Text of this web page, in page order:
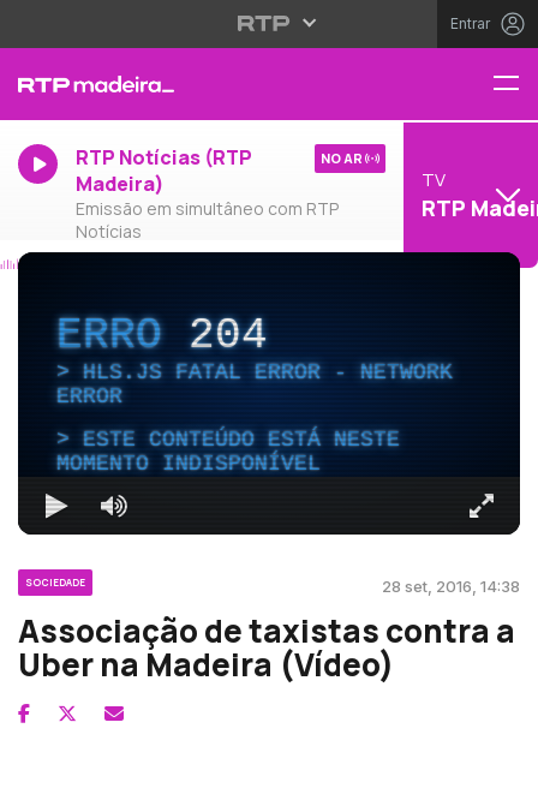
Entrar
RTP Notícias (RTP
Madeira)
Emissão em simultâneo com RTP
Notícias
NO AR
TV
RTP
ERRO204
HLS.JS FATAL ERROR - NETWORK
ERROR
ESTE CONTEÚDO ESTÁ NESTE
MOMENTO INDISPONÍVEL
SOCIEDADE 28 set, 2016, 14:38
Associação de taxistas contra a
Uber na Madeira (Vídeo)